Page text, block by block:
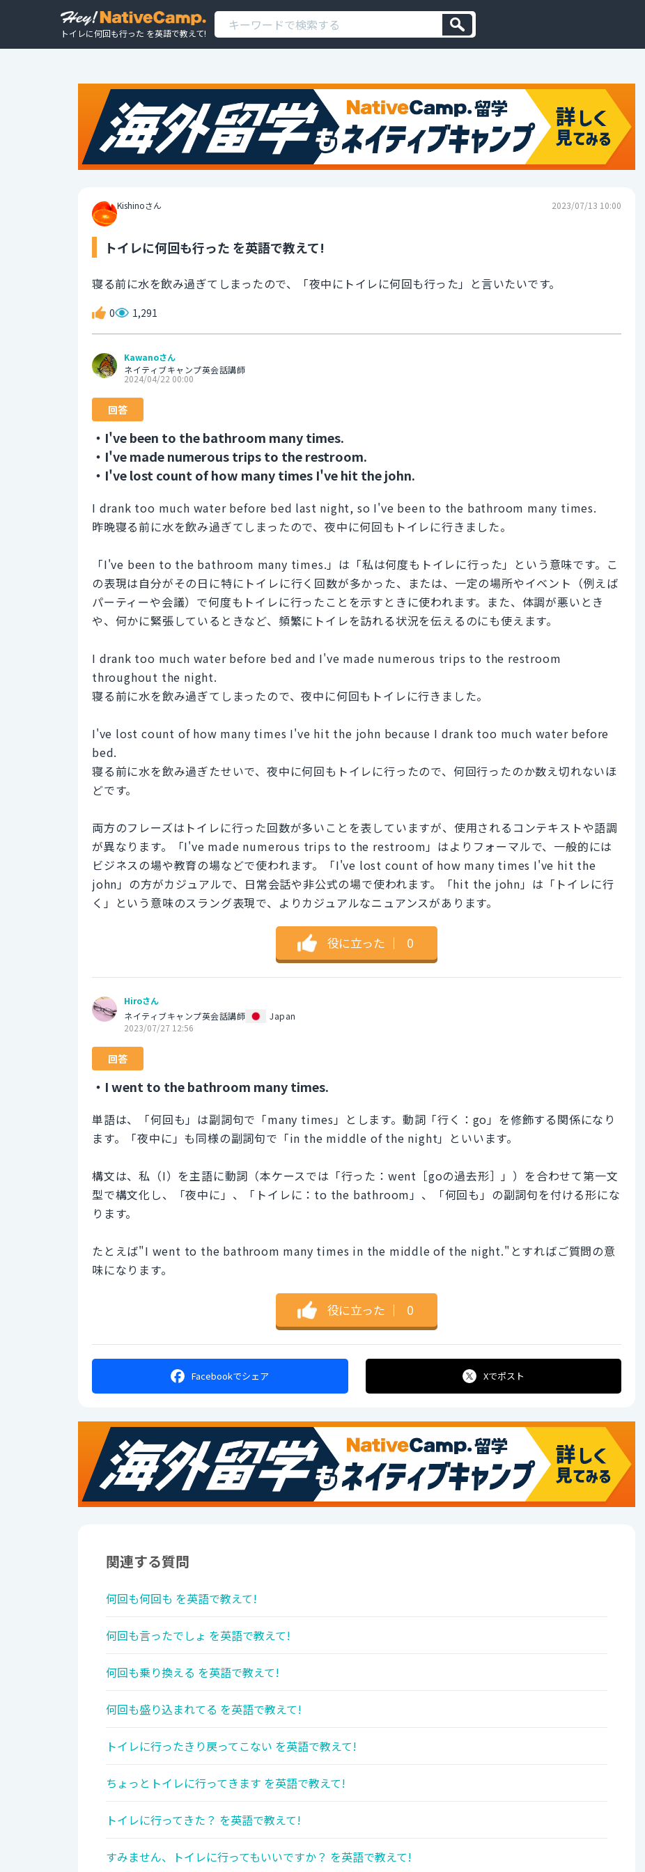
トイレに何回も行った を英語で教えて!
Kishinoさん 2023/07/13 10:00
トイレに何回も行った を英語で教えて!
寝る前に水を飲み過ぎてしまったので、「夜中にトイレに何回も行った」と言いたいです。
0 1,291
Kawanoさん
ネイティブキャンプ英会話講師
2024/04/22 00:00
回答
・I've been to the bathroom many times.
・I've made numerous trips to the restroom.
・I've lost count of how many times I've hit the john.
I drank too much water before bed last night, so I've been to the bathroom many times.
昨晩寝る前に水を飲み過ぎてしまったので、夜中に何回もトイレに行きました。
「I've been to the bathroom many times.」は「私は何度もトイレに行った」という意味です。こ
の表現は自分がその日に特にトイレに行く回数が多かった、または、一定の場所やイベント（例えば
パーティーや会議）で何度もトイレに行ったことを示すときに使われます。また、体調が悪いとき
や、何かに緊張しているときなど、頻繁にトイレを訪れる状況を伝えるのにも使えます。
I drank too much water before bed and I've made numerous trips to the restroom
throughout the night.
寝る前に水を飲み過ぎてしまったので、夜中に何回もトイレに行きました。
I've lost count of how many times I've hit the john because I drank too much water before
bed.
寝る前に水を飲み過ぎたせいで、夜中に何回もトイレに行ったので、何回行ったのか数え切れないほ
どです。
両方のフレーズはトイレに行った回数が多いことを表していますが、使用されるコンテキストや語調
が異なります。「I've made numerous trips to the restroom」はよりフォーマルで、一般的には
ビジネスの場や教育の場などで使われます。「I've lost count of how many times I've hit the
john」の方がカジュアルで、日常会話や非公式の場で使われます。「hit the john」は「トイレに行
く」という意味のスラング表現で、よりカジュアルなニュアンスがあります。
役に立った ｜ 0
Hiroさん
ネイティブキャンプ英会話講師
Japan
2023/07/27 12:56
回答
・I went to the bathroom many times.
単語は、「何回も」は副詞句で「many times」とします。動詞「行く：go」を修飾する関係になり
ます。「夜中に」も同様の副詞句で「in the middle of the night」といいます。
構文は、私（I）を主語に動詞（本ケースでは「行った：went［goの過去形］」）を合わせて第一文
型で構文化し、「夜中に」、「トイレに：to the bathroom」、「何回も」の副詞句を付ける形にな
ります。
たとえば"I went to the bathroom many times in the middle of the night."とすればご質問の意
味になります。
役に立った ｜ 0
Facebookでシェア Xでポスト
関連する質問
何回も何回も を英語で教えて!
何回も言ったでしょ を英語で教えて!
何回も乗り換える を英語で教えて!
何回も盛り込まれてる を英語で教えて!
トイレに行ったきり戻ってこない を英語で教えて!
ちょっとトイレに行ってきます を英語で教えて!
トイレに行ってきた？ を英語で教えて!
すみません、トイレに行ってもいいですか？ を英語で教えて!